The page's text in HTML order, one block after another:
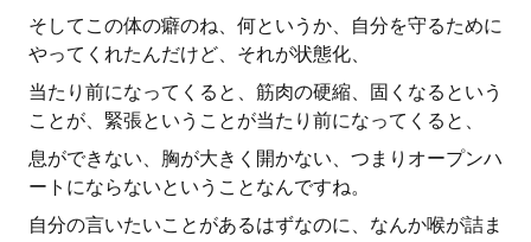
そしてこの体の癖のね、何というか、自分を守るために
やってくれたんだけど、それが状態化、
当たり前になってくると、筋肉の硬縮、固くなるという
ことが、緊張ということが当たり前になってくると、
息ができない、胸が大きく開かない、つまりオープンハ
ートにならないということなんですね。
自分の言いたいことがあるはずなのに、なんか喉が詰ま